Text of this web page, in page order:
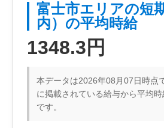
富士市エリアの短
内）の平均時給
1348.3円
本データは2026年08月07日時点
に掲載されている給与から平均
です。